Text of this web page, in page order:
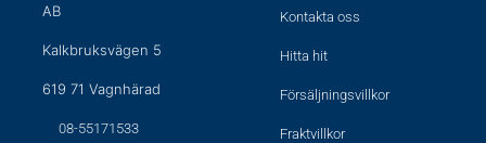
AB
Kalkbruksvägen 5
619 71 Vagnhärad
08-55171533
Kontakta oss
Hitta hit
Försäljningsvillkor
Fraktvillkor